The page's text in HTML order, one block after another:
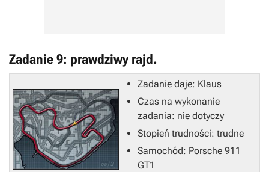
Zadanie 9: prawdziwy rajd.
Zadanie daje: Klaus
Czas na wykonanie
zadania: nie dotyczy
Stopień trudności: trudne
Samochód: Porsche 911
GT1